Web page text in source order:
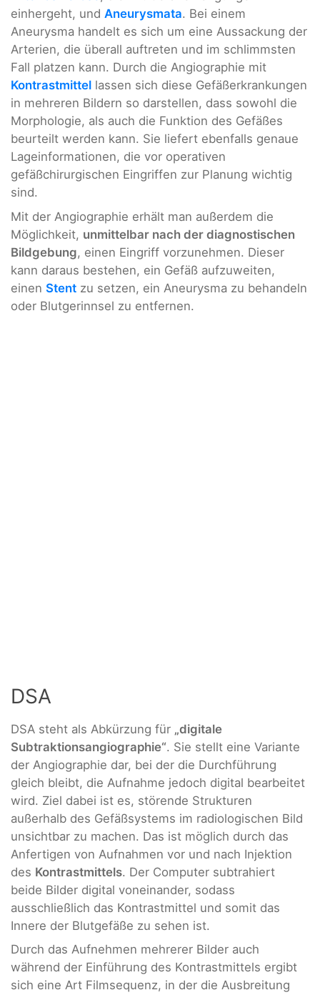
einhergeht, und Aneurysmata. Bei einem
Aneurysma handelt es sich um eine Aussackung der
Arterien, die überall auftreten und im schlimmsten
Fall platzen kann. Durch die Angiographie mit
Kontrastmittel lassen sich diese Gefäßerkrankungen
in mehreren Bildern so darstellen, dass sowohl die
Morphologie, als auch die Funktion des Gefäßes
beurteilt werden kann. Sie liefert ebenfalls genaue
Lageinformationen, die vor operativen
gefäßchirurgischen Eingriffen zur Planung wichtig
sind.
Mit der Angiographie erhält man außerdem die
Möglichkeit, unmittelbar nach der diagnostischen
Bildgebung, einen Eingriff vorzunehmen. Dieser
kann daraus bestehen, ein Gefäß aufzuweiten,
einen Stent zu setzen, ein Aneurysma zu behandeln
oder Blutgerinnsel zu entfernen.
DSA
DSA steht als Abkürzung für „digitale
Subtraktionsangiographie“. Sie stellt eine Variante
der Angiographie dar, bei der die Durchführung
gleich bleibt, die Aufnahme jedoch digital bearbeitet
wird. Ziel dabei ist es, störende Strukturen
außerhalb des Gefäßsystems im radiologischen Bild
unsichtbar zu machen. Das ist möglich durch das
Anfertigen von Aufnahmen vor und nach Injektion
des Kontrastmittels. Der Computer subtrahiert
beide Bilder digital voneinander, sodass
ausschließlich das Kontrastmittel und somit das
Innere der Blutgefäße zu sehen ist.
Durch das Aufnehmen mehrerer Bilder auch
während der Einführung des Kontrastmittels ergibt
sich eine Art Filmsequenz, in der die Ausbreitung